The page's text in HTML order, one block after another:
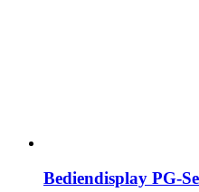
Bediendisplay PG-